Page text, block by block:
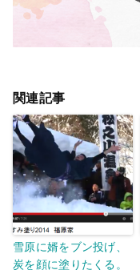
関連記事
雪原に婿をブン投げ、
炭を顔に塗りたくる。